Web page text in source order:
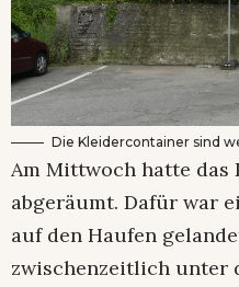
Die Kleidercontainer sind
Am Mittwoch hatte das
abgeräumt. Dafür war
auf den Haufen
zwischenzeitlich unter